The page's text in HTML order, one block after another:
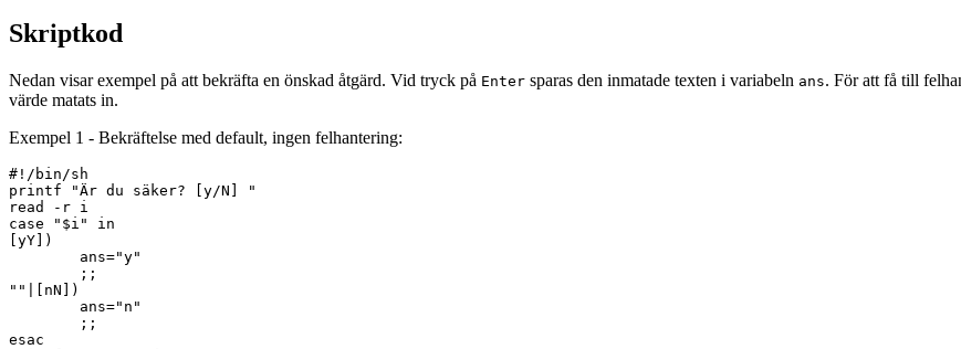
Skriptkod
Nedan visar exempel på att bekräfta en önskad åtgärd. Vid tryck på Enter sparas den inmatade texten i variabeln ans. För att få till
värde matats in.
Exempel 1 - Bekräftelse med default, ingen felhantering:
#!/bin/sh
printf "Är du säker? [y/N] "
read -r i
case "$i" in
[yY])
        ans="y"
        ;;
""|[nN])
        ans="n"
        ;;
esac